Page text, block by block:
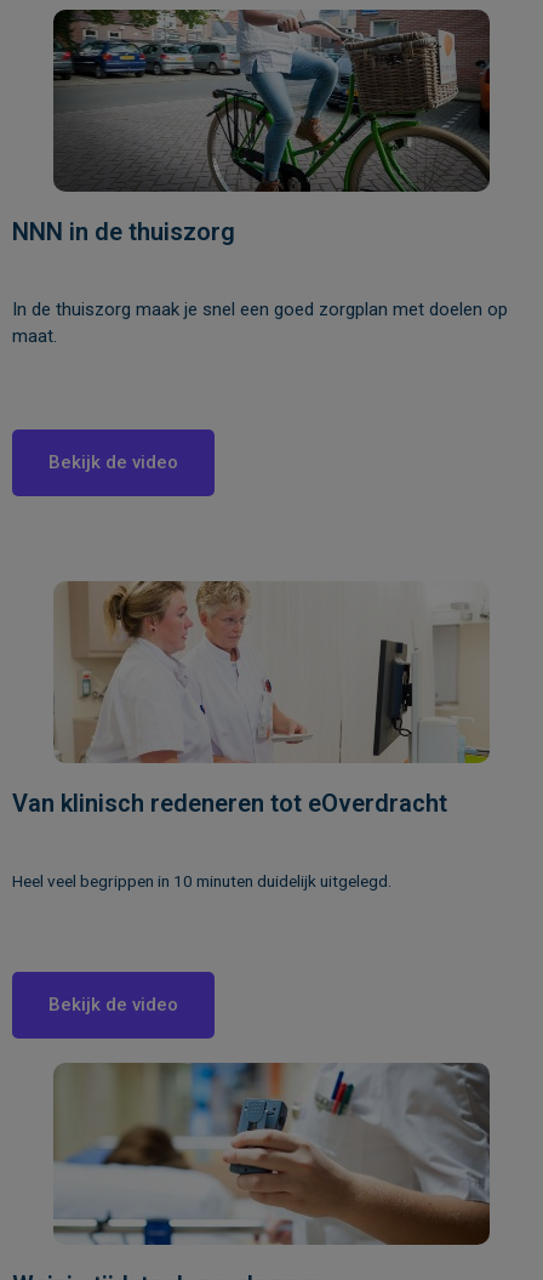
NNN in de thuiszorg
In de thuiszorg maak je snel een goed zorgplan met doelen op
maat.
Bekijk de video
Van klinisch redeneren tot eOverdracht
Heel veel begrippen in 10 minuten duidelijk uitgelegd.
Bekijk de video